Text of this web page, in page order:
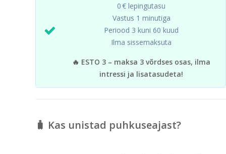
0 € lepingutasu
Vastus 1 minutiga
Periood 3 kuni 60 kuud
Ilma sissemaksuta
🔥 ESTO 3 – maksa 3 võrdses osas, ilma
intressi ja lisatasudeta!
🧳 Kas unistad puhkuseajast?